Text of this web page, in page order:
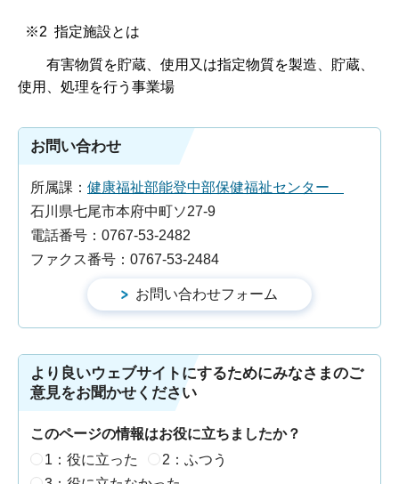
※2 指定施設とは
有害物質を貯蔵、使用又は指定物質を製造、貯蔵、
使用、処理を行う事業場
お問い合わせ
所属課： 健康福祉部能登中部保健福祉センター
石川県七尾市本府中町ソ27-9
電話番号：0767-53-2482
ファクス番号：0767-53-2484
より良いウェブサイトにするためにみなさまのご
意見をお聞かせください
このページの情報はお役に立ちましたか？
1：役に立った
2：ふつう